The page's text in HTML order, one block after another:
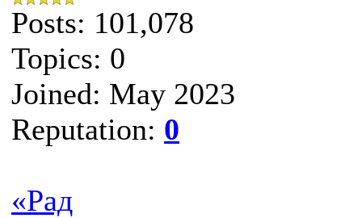
Posts: 101,078
Topics: 0
Joined: May 2023
Reputation: 0
«Рад